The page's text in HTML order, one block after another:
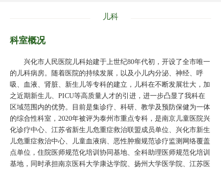
儿科
科室概况
兴化市人民医院儿科始建于上世纪80年代初，开设了全市唯一
的儿科病房。随着医院的持续发展，以及小儿内分泌、神经、呼
吸、血液、肾脏、新生儿等专科的建立，儿科在不断发展壮大，加
之近期新生儿、PICU等高质量人才的引进，进一步凸显了我科在
区域范围内的优势。目前是集诊疗、科研、教学及预防保健为一体
的综合性科室，2020年被评为泰州市重点专科，是南京儿童医院兴
化诊疗中心、江苏省新生儿危重症救治联盟成员单位、兴化市新生
儿危重症救治中心、儿童血液病、恶性肿瘤规范诊疗监测网络覆盖
点单位，住院医师规范化培训协同基地、全科助理医师规范化培训
基地，同时承担南京医科大学康达学院、扬州大学医学院、江苏医